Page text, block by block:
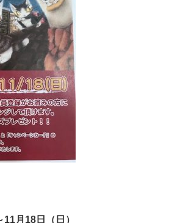
月18日（日）